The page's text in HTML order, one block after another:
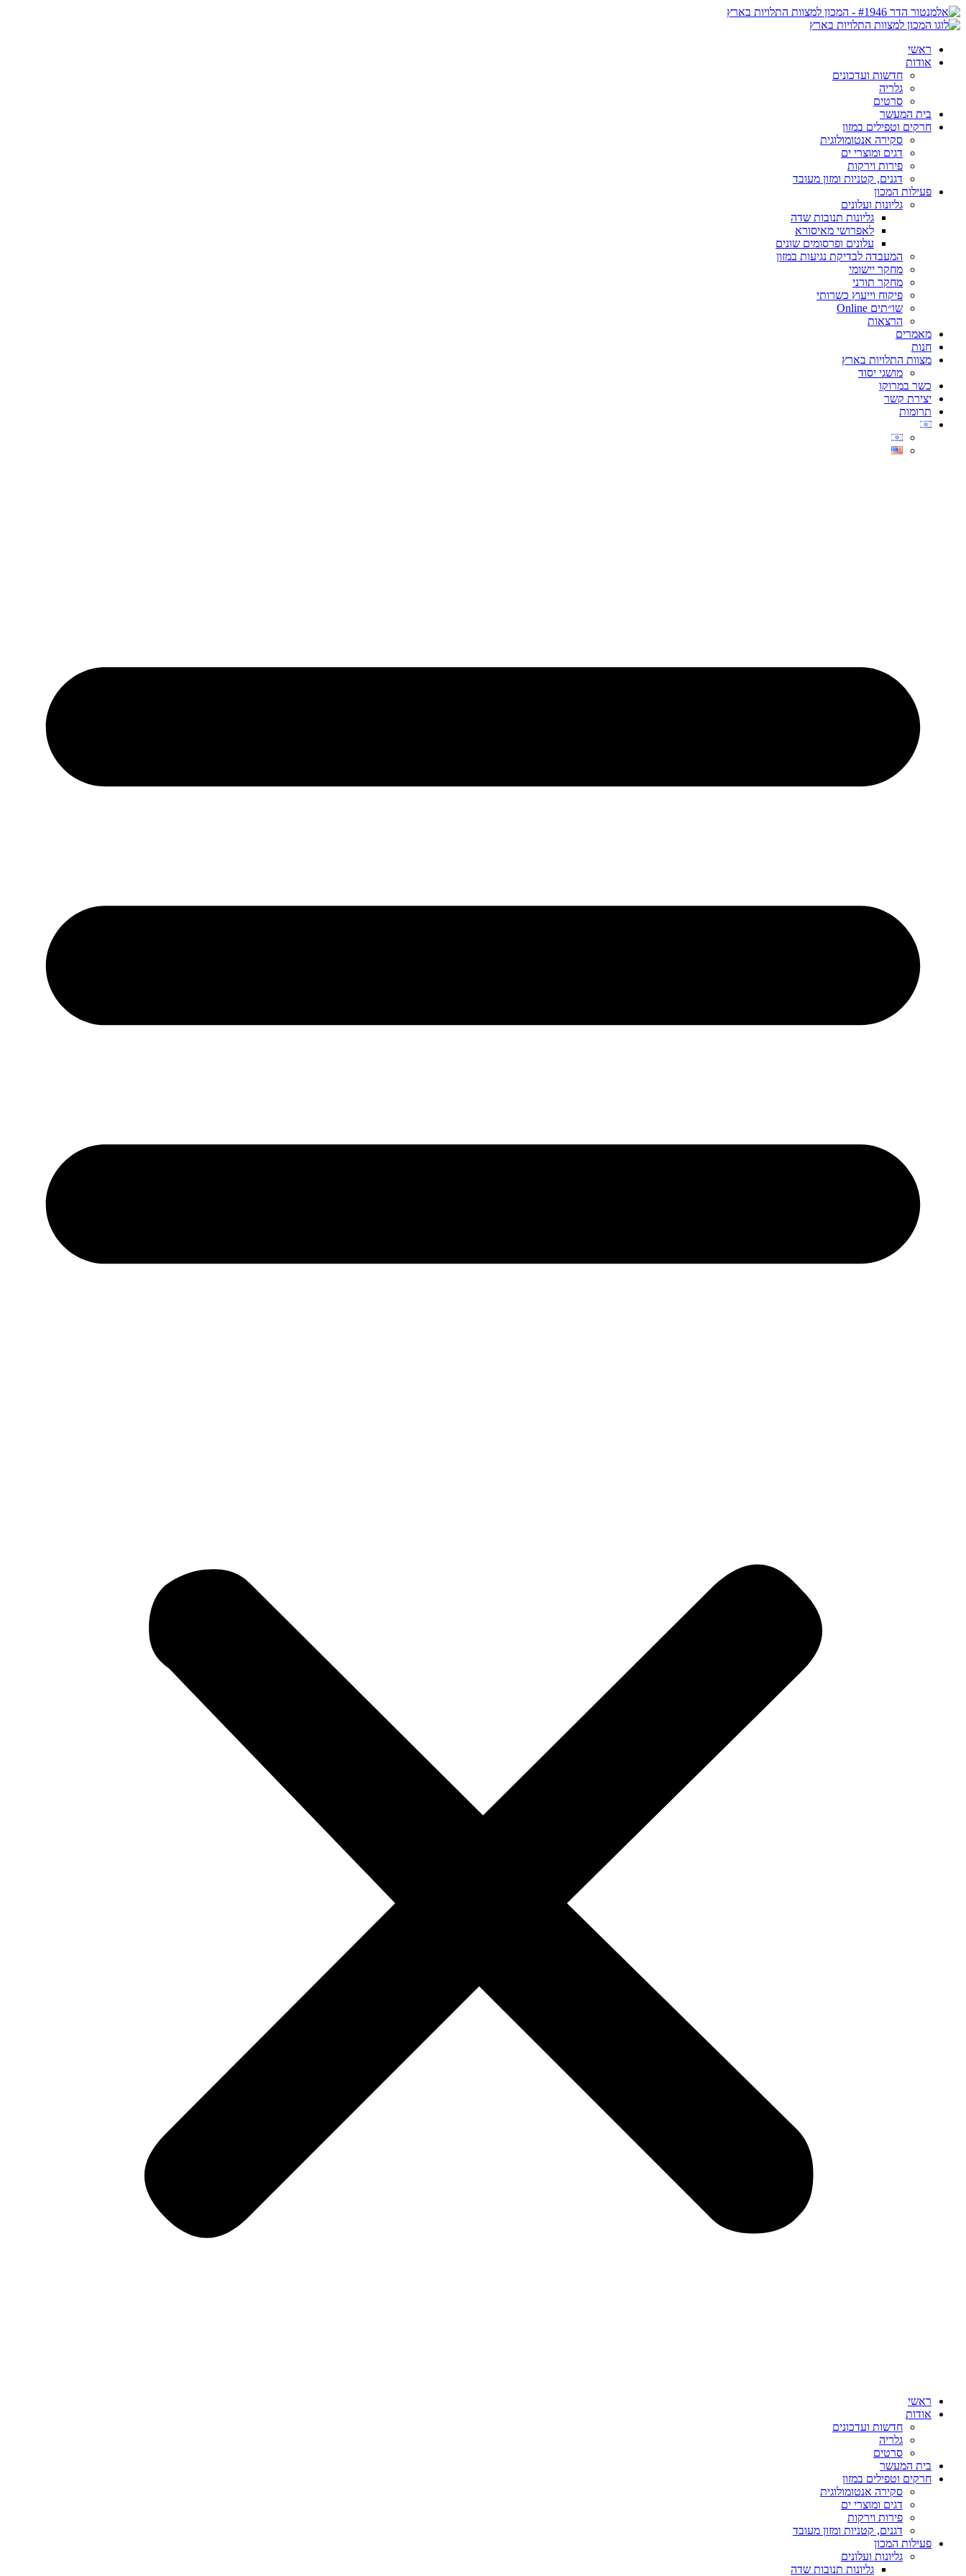
ראשי
אודות
חדשות ועדכונים
גלריה
סרטים
בית המעשר
חרקים וטפילים במזון
סקירה אנטומולוגית
דגים ומוצרי ים
פירות וירקות
דגנים, קטניות ומזון מעובד
פעילות המכון
גליונות ועלונים
גליונות תנובות שדה
לאפרושי מאיסורא
עלונים ופרסומים שונים
המעבדה לבדיקת נגיעות במזון
מחקר יישומי
מחקר תורני
פיקוח וייעוץ כשרותי
שו״תים Online
הרצאות
מאמרים
חנות
מצוות התלויות בארץ
מושגי יסוד
כשר במרוקו
יצירת קשר
תרומות
ראשי
אודות
חדשות ועדכונים
גלריה
סרטים
בית המעשר
חרקים וטפילים במזון
סקירה אנטומולוגית
דגים ומוצרי ים
פירות וירקות
דגנים, קטניות ומזון מעובד
פעילות המכון
גליונות ועלונים
גליונות תנובות שדה